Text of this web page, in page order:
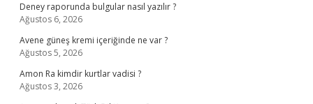
Deney raporunda bulgular nasıl yazılır ?
Ağustos 6, 2026
Avene güneş kremi içeriğinde ne var ?
Ağustos 5, 2026
Amon Ra kimdir kurtlar vadisi ?
Ağustos 3, 2026